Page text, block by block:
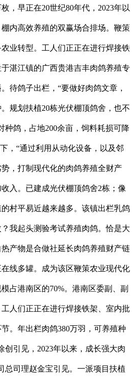
，早正在20世纪80年代，2023年以
内高效养殖的双赢场合排场。鞭策
业转型。工人们正正在进行焊接铁
湛江镇的广西贵港吉丰肉鸽养殖专
待鸽子出栏，“要做好肉鸽文章，
规划扶植20栋光伏棚顶鸽舍，也不
种鸽，占地200余亩，饲料耗损可降
，“通过利用从动化设备，以及邻
，打制现代化的肉鸽养殖全财产
入。已建成光伏棚顶鸽舍2栋；像
村平易近越来越多。该镇出栏乳鸽
我起头测验考试养殖肉鸽。恰是大
产物是合做社延长肉鸽养殖财产链
线多罐。成为该区鞭策农业现代化
占港南区的70%。港南区委副、副
人们正正在进行焊接铁架、室内批
。年出栏肉鸽380万羽，可养殖种
创引见，2023年以来，成长强大肉
总司理赵金宝引见。一派项目扶植